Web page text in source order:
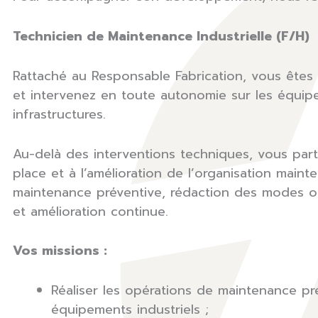
Technicien de Maintenance Industrielle (F/H)
Rattaché au Responsable Fabrication, vous
et intervenez en toute autonomie sur les
infrastructures.
Au-delà des interventions techniques, vous
place et à l’amélioration de l’organisation
maintenance préventive, rédaction des modes
et amélioration continue.
Vos missions :
Réaliser les opérations de maintenance
équipements industriels ;